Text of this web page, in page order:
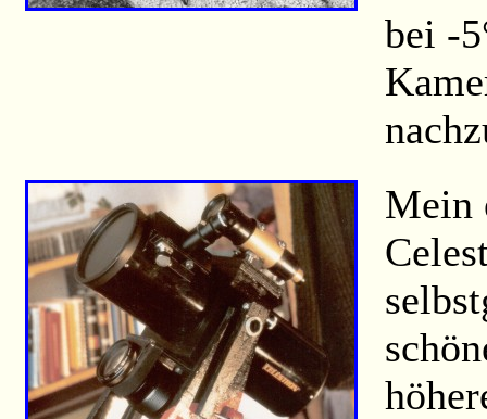
bei -
Mein